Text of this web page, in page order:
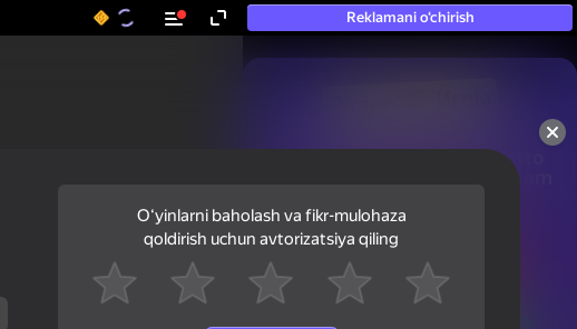
Reklamani o‘chirish
50+ eng yaxshi o‘yinlar, hatto
«o‘ynamaydigan» odamlar ham
Oʻyinlarni baholash va fikr-mulohaza
qoldirish uchun avtorizatsiya qiling